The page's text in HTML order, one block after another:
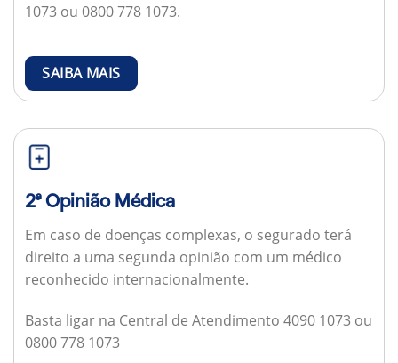
1073 ou 0800 778 1073.
SAIBA MAIS
2ª Opinião Médica
Em caso de doenças complexas, o segurado terá
direito a uma segunda opinião com um médico
reconhecido internacionalmente.
Basta ligar na Central de Atendimento 4090 1073 ou
0800 778 1073